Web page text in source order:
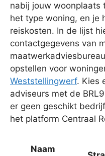
nabij jouw woonplaats
het type woning, en je
reiskosten. In de lijst
contactgegevens van
opstellen voor
Weststellingwerf. Kies
adviseurs met de
er geen geschikt
het platform Centraal
Naam